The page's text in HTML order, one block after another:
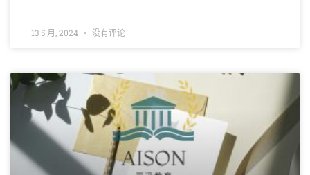
13 5 月, 2024 没有评论